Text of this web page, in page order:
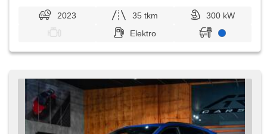
2023 35 tkm
300 kW
Elektro